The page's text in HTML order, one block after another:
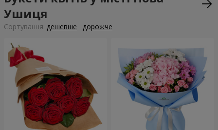
Ушиця
Сортування: дешевше дорожче